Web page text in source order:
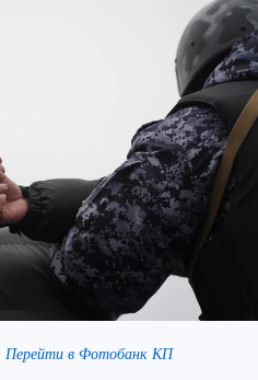
Перейти в Фотобанк КП